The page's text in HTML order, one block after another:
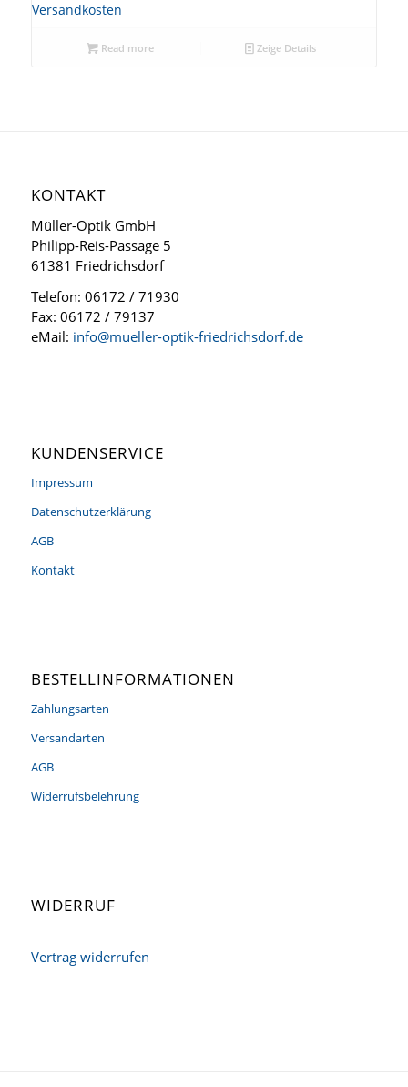
Versandkosten
Read more Zeige Details
KONTAKT
Müller-Optik GmbH
Philipp-Reis-Passage 5
61381 Friedrichsdorf
Telefon: 06172 / 71930
Fax: 06172 / 79137
eMail: info@mueller-optik-friedrichsdorf.de
KUNDENSERVICE
Impressum
Datenschutzerklärung
AGB
Kontakt
BESTELLINFORMATIONEN
Zahlungsarten
Versandarten
AGB
Widerrufsbelehrung
WIDERRUF
Vertrag widerrufen